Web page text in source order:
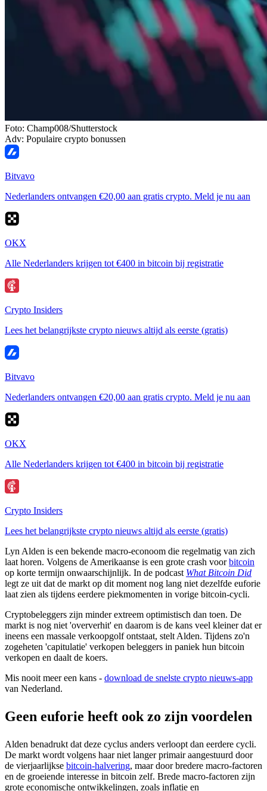
Foto: Champ008/Shutterstock
Adv: Populaire crypto bonussen
Bitvavo
Nederlanders ontvangen €20,00 aan gratis crypto. Meld je nu aan
OKX
Alle Nederlanders krijgen tot €400 in bitcoin bij registratie
Crypto Insiders
Lees het belangrijkste crypto nieuws altijd als eerste (gratis)
Bitvavo
Nederlanders ontvangen €20,00 aan gratis crypto. Meld je nu aan
OKX
Alle Nederlanders krijgen tot €400 in bitcoin bij registratie
Crypto Insiders
Lees het belangrijkste crypto nieuws altijd als eerste (gratis)
Lyn Alden is een bekende macro-econoom die regelmatig van zich
laat horen. Volgens de Amerikaanse is een grote crash voorbitcoin
op korte termijn onwaarschijnlijk. In de podcast What Bitcoin Did
legt ze uit dat de markt op dit moment nog lang niet dezelfde euforie
laat zien als tijdens eerdere piekmomenten in vorige bitcoin-cycli.
Cryptobeleggers zijn minder extreem optimistisch dan toen. De
markt is nog niet 'oververhit' en daarom is de kans veel kleiner dat er
ineens een massale verkoopgolf ontstaat, stelt Alden. Tijdens zo'n
zogeheten 'capitulatie' verkopen beleggers in paniek hun bitcoin
verkopen en daalt de koers.
Mis nooit meer een kans - download de snelste crypto nieuws-app
van Nederland.
Geen euforie heeft ook zo zijn voordelen
Alden benadrukt dat deze cyclus anders verloopt dan eerdere cycli.
De markt wordt volgens haar niet langer primair aangestuurd door
de vierjaarlijkse bitcoin-halvering, maar door bredere macro-factoren
en de groeiende interesse in bitcoin zelf. Brede macro-factoren zijn
grote economische ontwikkelingen, zoals inflatie en